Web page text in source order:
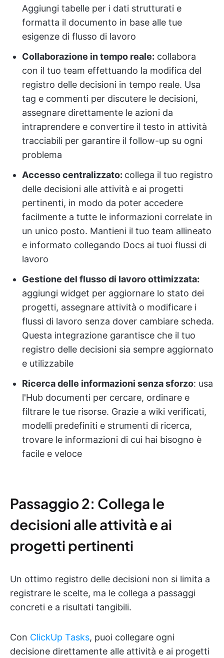
Aggiungi tabelle per i dati strutturati e
formatta il documento in base alle tue
esigenze di flusso di lavoro
Collaborazione in tempo reale: collabora
con il tuo team effettuando la modifica del
registro delle decisioni in tempo reale. Usa
tag e commenti per discutere le decisioni,
assegnare direttamente le azioni da
intraprendere e convertire il testo in attività
tracciabili per garantire il follow-up su ogni
problema
Accesso centralizzato: collega il tuo registro
delle decisioni alle attività e ai progetti
pertinenti, in modo da poter accedere
facilmente a tutte le informazioni correlate in
un unico posto. Mantieni il tuo team allineato
e informato collegando Docs ai tuoi flussi di
lavoro
Gestione del flusso di lavoro ottimizzata:
aggiungi widget per aggiornare lo stato dei
progetti, assegnare attività o modificare i
flussi di lavoro senza dover cambiare scheda.
Questa integrazione garantisce che il tuo
registro delle decisioni sia sempre aggiornato
e utilizzabile
Ricerca delle informazioni senza sforzo: usa
l'Hub documenti per cercare, ordinare e
filtrare le tue risorse. Grazie a wiki verificati,
modelli predefiniti e strumenti di ricerca,
trovare le informazioni di cui hai bisogno è
facile e veloce
Passaggio 2: Collega le
decisioni alle attività e ai
progetti pertinenti
Un ottimo registro delle decisioni non si limita a
registrare le scelte, ma le collega a passaggi
concreti e a risultati tangibili.
Con ClickUp Tasks, puoi collegare ogni
decisione direttamente alle attività e ai progetti